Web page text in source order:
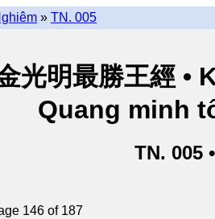
» TN. 005
光明最勝王經
Quang minh
TN. 005
146 of 187